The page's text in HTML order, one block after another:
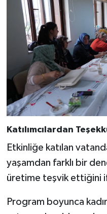
Katılımcılardan
Etkinliğe katılan
yaşamdan farklı bir
üretime teşvik ettiğini
Program boyunca
BİLİM TEKNOLOJİ
ASAYİŞ
SEÇİM 2015
ÇEVRE
BİLİM VE
TANITIM